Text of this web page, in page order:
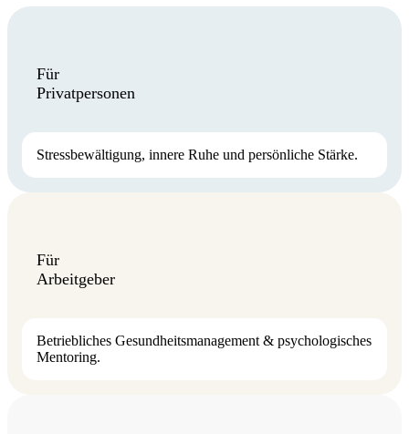
Für
Privatpersonen
Stressbewältigung, innere Ruhe und persönliche Stärke.
Für
Arbeitgeber
Betriebliches Gesundheitsmanagement & psychologisches
Mentoring.